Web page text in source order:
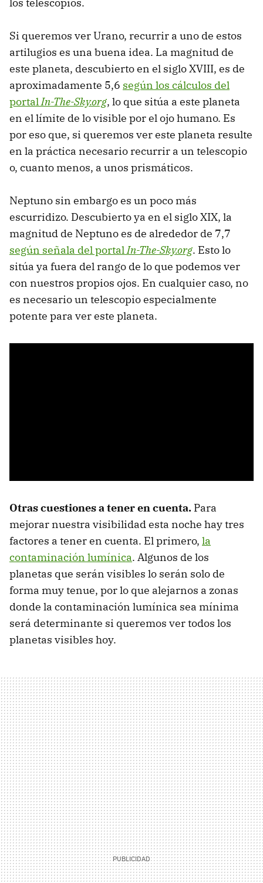
Si queremos ver Urano, recurrir a uno de estos
artilugios es una buena idea. La magnitud de
este planeta, descubierto en el siglo XVIII, es de
aproximadamente 5,6 según los cálculos del
portalIn-The-Sky.org, lo que sitúa a este planeta
en el límite de lo visible por el ojo humano. Es
por eso que, si queremos ver este planeta resulte
en la práctica necesario recurrir a un telescopio
o, cuanto menos, a unos prismáticos.
Neptuno sin embargo es un poco más
escurridizo. Descubierto ya en el siglo XIX, la
magnitud de Neptuno es de alrededor de 7,7
según señala del portalIn-The-Sky.org. Esto lo
sitúa ya fuera del rango de lo que podemos ver
con nuestros propios ojos. En cualquier caso, no
es necesario un telescopio especialmente
potente para ver este planeta.
Otras cuestiones a tener en cuenta. Para
mejorar nuestra visibilidad esta noche hay tres
factores a tener en cuenta. El primero, la
contaminación lumínica. Algunos de los
planetas que serán visibles lo serán solo de
forma muy tenue, por lo que alejarnos a zonas
donde la contaminación lumínica sea mínima
será determinante si queremos ver todos los
planetas visibles hoy.